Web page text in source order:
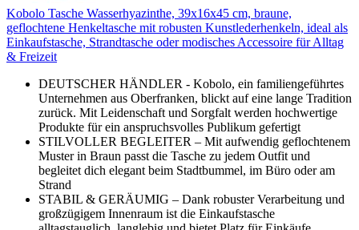
Kobolo Tasche Wasserhyazinthe, 39x16x45 cm, braune,
geflochtene Henkeltasche mit robusten Kunstlederhenkeln, ideal als
Einkaufstasche, Strandtasche oder modisches Accessoire für Alltag
& Freizeit
DEUTSCHER HÄNDLER - Kobolo, ein familiengeführtes
Unternehmen aus Oberfranken, blickt auf eine lange Tradition
zurück. Mit Leidenschaft und Sorgfalt werden hochwertige
Produkte für ein anspruchsvolles Publikum gefertigt
STILVOLLER BEGLEITER – Mit aufwendig geflochtenem
Muster in Braun passt die Tasche zu jedem Outfit und
begleitet dich elegant beim Stadtbummel, im Büro oder am
Strand
STABIL & GERÄUMIG – Dank robuster Verarbeitung und
großzügigem Innenraum ist die Einkaufstasche